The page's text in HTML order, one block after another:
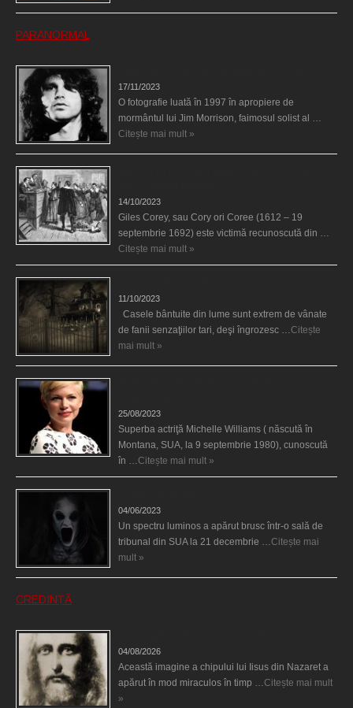
PARANORMAL
17/11/2023
O fotografie luată în 1997 în apropiere de
mormântul lui Jim Morrison, faimosul solist al …
Citește mai mult »
14/10/2023
Giles Corey, sau Cory ori Coree (1612 – 19
septembrie 1692) este victimă recunoscută din …
Citește mai mult »
11/10/2023
Casele bântuite din lume sunt extrem de vânate
de fanii senzaţiilor tari, deşi îngrozesc …Citește
mai mult »
25/08/2023
Superba actriţă Michelle Williams ( născută în
Montana, SUA, la 9 septembrie 1980), cunoscută
în …Citește mai mult »
04/06/2023
Un spectru luminos a apărut brusc într-o sală de
tribunal din SUA la 21 decembrie …Citește mai
mult »
CREDINȚĂ
04/08/2026
Această imagine a chipului lui Iisus din Nazaret a
apărut în mod miraculos în timp …Citește mai mult
»